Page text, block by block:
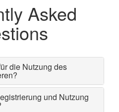
Asked
die Nutzung des
und Nutzung